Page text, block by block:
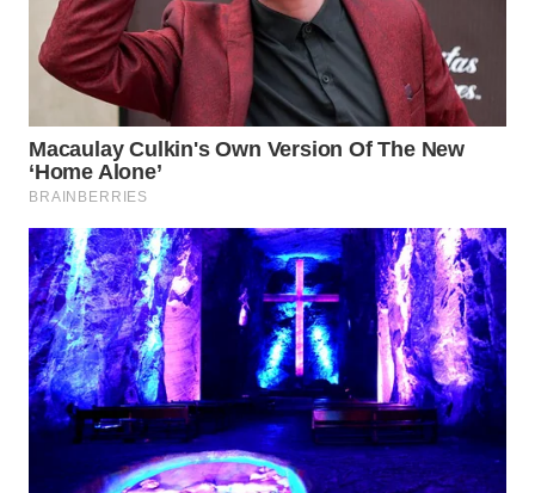
SUBANG
WN
SUKABUMI
WN
PURWAKARTA
WN
PRIANGAN
TIMUR
WN
SEMARANG
WN
SOLO